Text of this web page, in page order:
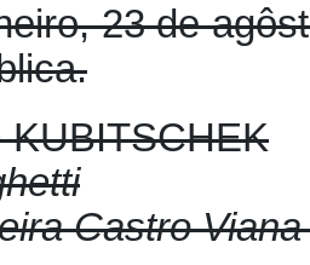
23 de
Castro